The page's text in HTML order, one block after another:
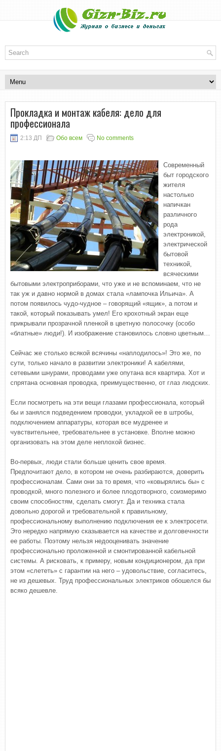
Прокладка и монтаж кабеля: дело для
профессионала
2:13 ДП Обо всем No comments
Современный
быт городского
жителя
настолько
напичкан
различного
рода
электроникой,
электрической
бытовой
техникой,
всяческими
бытовыми электроприборами, что уже и не вспоминаем, что не
так уж и давно нормой в домах стала «лампочка Ильича». А
потом появилось чудо-чудное – говорящий «ящик», а потом и
такой, который показывать умел! Его крохотный экран еще
прикрывали прозрачной пленкой в цветную полосочку (особо
«блатные» люди!). И изображение становилось словно цветным…
Сейчас же столько всякой всячины «наплодилось»! Это же, по
сути, только начало в развитии электроники! А кабелями,
сетевыми шнурами, проводами уже опутана вся квартира. Хот и
спрятана основная проводка, преимущественно, от глаз людских.
Если посмотреть на эти вещи глазами профессионала, который
бы и занялся подведением проводки, укладкой ее в штробы,
подключением аппаратуры, которая все мудренее и
чувствительнее, требовательнее в установке. Вполне можно
организовать на этом деле неплохой бизнес.
Во-первых, люди стали больше ценить свое время.
Предпочитают дело, в котором не очень разбираются, доверить
профессионалам. Сами они за то время, что «ковырялись бы» с
проводкой, много полезного и более плодотворного, соизмеримо
своим способностям, сделать смогут. Да и техника стала
довольно дорогой и требовательной к правильному,
профессиональному выполнению подключения ее к электросети.
Это нередко напрямую сказывается на качестве и долговечности
ее работы. Поэтому нельзя недооценивать значение
профессионально проложенной и смонтированной кабельной
системы. А рисковать, к примеру, новым кондиционером, да при
этом «слететь» с гарантии на него – удовольствие, согласитесь,
не из дешевых. Труд профессиональных электриков обошелся бы
всяко дешевле.